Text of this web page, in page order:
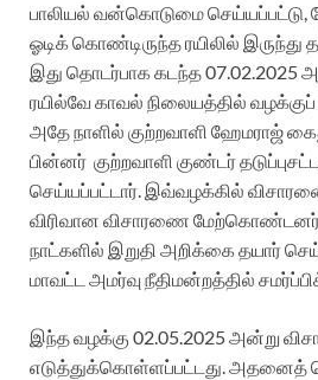
பாலியல் வன்கொடுமை செய்யப்பட்டு,
ஓடிக் கொண்டிருந்த ரயிலில் இருந்து
இது தொடர்பாக கடந்த 07.02.2025
ரயில்வே காவல் நிலையத்தில் வழக்குப்
அதே நாளில் குற்றவாளி ஹேமராஜ்
பின்னர் குற்றவாளி குண்டர்
செய்யப்பட்டார். இவ்வழக்கில்
விரிவான விசாரணை
நாட்களில் இறுதி அறிக்கை தயார்
மாவட்ட அமர்வு நீதிமன்றத்தில்
இந்த வழக்கு 02.05.2025 அன்று
எடுத்துக்கொள்ளப்பட்டது. அதனைத்